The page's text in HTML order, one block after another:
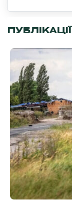
ПУБЛІКАЦІЇ